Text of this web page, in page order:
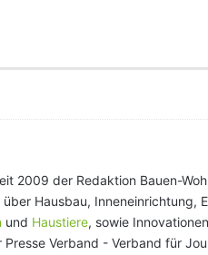
2009 der Redaktion Bauen-
Hausbau, Inneneinrichtung,
und Haustiere, sowie
Verband - Verband für